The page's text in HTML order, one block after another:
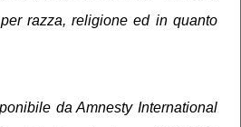
razza, religione ed in quanto
da Amnesty International